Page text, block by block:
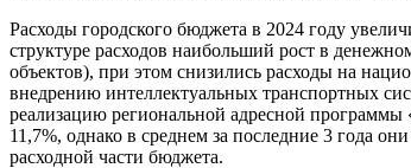
Расходы городского бюджета в 2024 году
структуре расходов наибольший рост в
объектов), при этом снизились расходы на
внедрению интеллектуальных транспортных
реализацию региональной адресной программы
11,7%, однако в среднем за последние 3 года
расходной части бюджета.